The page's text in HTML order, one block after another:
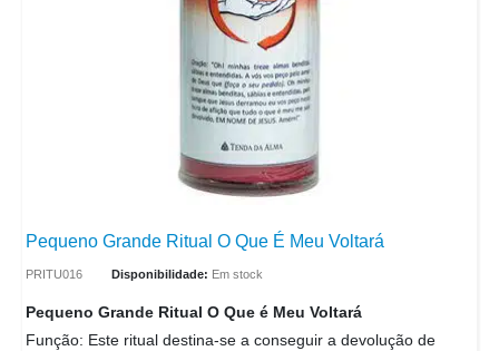
Pequeno Grande Ritual O Que É Meu Voltará
PRITU016 Disponibilidade: Em stock
Pequeno Grande Ritual O Que é Meu Voltará
Função: Este ritual destina-se a conseguir a devolução de